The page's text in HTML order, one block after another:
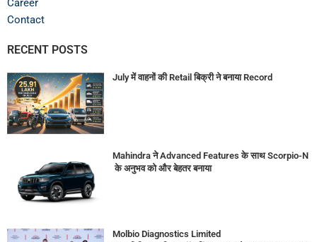
Career
Contact
RECENT POSTS
July में वाहनों की Retail बिक्री ने बनाया Record
Mahindra ने Advanced Features के साथ Scorpio-N
के अनुभव को और बेहतर बनाया
Molbio Diagnostics Limited